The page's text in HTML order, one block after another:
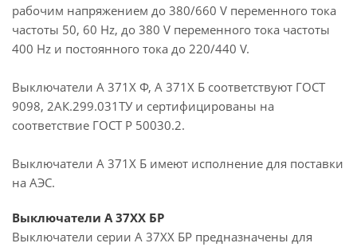
рабочим напряжением до 380/660 V переменного тока
частоты 50, 60 Hz, до 380 V переменного тока частоты
400 Hz и постоянного тока до 220/440 V.
Выключатели А 371Х Ф, А 371Х Б соответствуют ГОСТ
9098, 2АК.299.031ТУ и сертифицированы на
соответствие ГОСТ Р 50030.2.
Выключатели А 371X Б имеют исполнение для поставки
на АЭС.
Выключатели А 37ХХ БР
Выключатели серии А 37ХХ БР предназначены для